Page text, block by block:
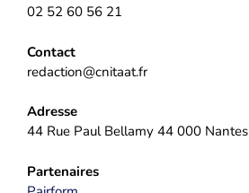
02 52 60 56 21
Contact
redaction@cnitaat.fr
Adresse
44 Rue Paul Bellamy 44 000 Nantes
Partenaires